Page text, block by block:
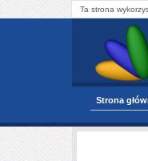
Ta strona
Strona